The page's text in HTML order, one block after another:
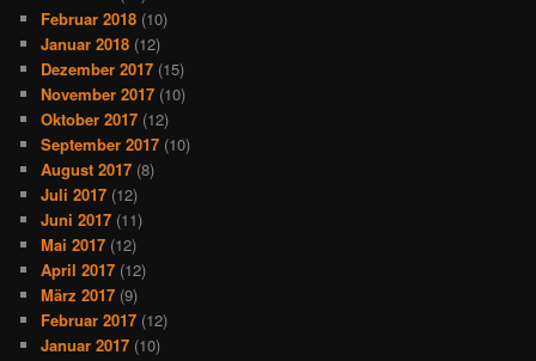
Februar 2018 (10)
Januar 2018 (12)
Dezember 2017 (15)
November 2017 (10)
Oktober 2017 (12)
September 2017 (10)
August 2017 (8)
Juli 2017 (12)
Juni 2017 (11)
Mai 2017 (12)
April 2017 (12)
März 2017 (9)
Februar 2017 (12)
Januar 2017 (10)